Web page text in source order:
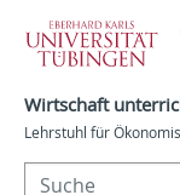
Wirtschaft
Lehrstuhl für